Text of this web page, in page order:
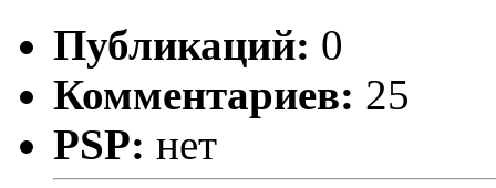
Публикаций: 0
Комментариев: 25
PSP: нет